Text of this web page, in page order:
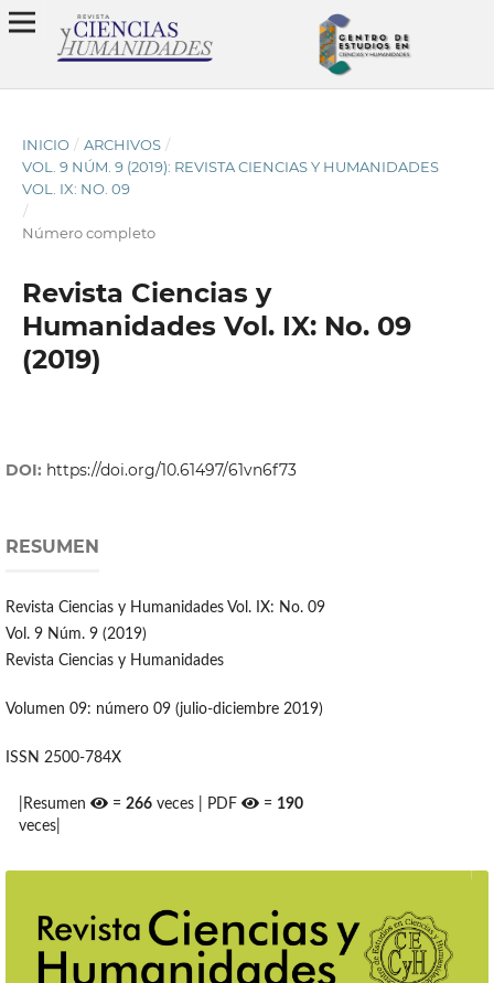
INICIO / ARCHIVOS /
VOL. 9 NÚM. 9 (2019): REVISTA CIENCIAS Y HUMANIDADES
VOL. IX: NO. 09
/
Número completo
Revista Ciencias y
Humanidades Vol. IX: No. 09
(2019)
DOI: https://doi.org/10.61497/61vn6f73
RESUMEN
Revista Ciencias y Humanidades Vol. IX: No. 09
Vol. 9 Núm. 9 (2019)
Revista Ciencias y Humanidades
Volumen 09: número 09 (julio-diciembre 2019)
ISSN 2500-784X
|Resumen = 266veces | PDF = 190
veces|